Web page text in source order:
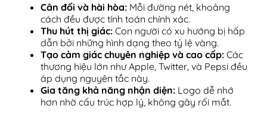
Cân đối và hài hòa: Mỗi đường nét, khoảng
cách đều được tính toán chính xác.
Thu hút thị giác: Con người có xu hướng bị hấp
dẫn bởi những hình dạng theo tỷ lệ vàng.
Tạo cảm giác chuyên nghiệp và cao cấp: Các
thương hiệu lớn như Apple, Twitter, và Pepsi đều
áp dụng nguyên tắc này.
Gia tăng khả năng nhận diện: Logo dễ nhớ
hơn nhờ cấu trúc hợp lý, không gây rối mắt.